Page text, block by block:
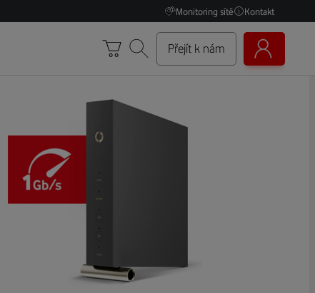
Monitoring sítě Kontakt
Přejít k nám